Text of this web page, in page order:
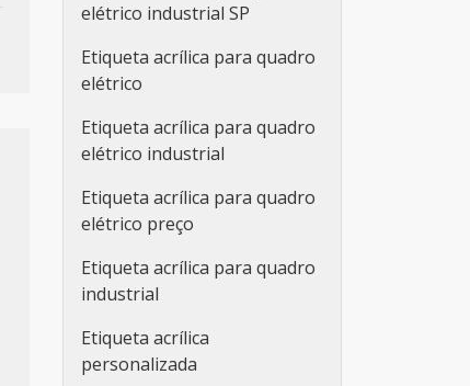
elétrico industrial SP
Etiqueta acrílica para quadro
elétrico
Etiqueta acrílica para quadro
elétrico industrial
Etiqueta acrílica para quadro
elétrico preço
Etiqueta acrílica para quadro
industrial
Etiqueta acrílica
personalizada